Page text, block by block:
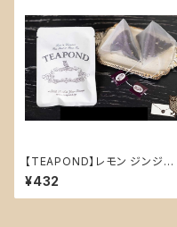
【TEAPOND】レモン ジンジャ
ー (フレーバーティー)ティーバッ
グ2個入り
¥432